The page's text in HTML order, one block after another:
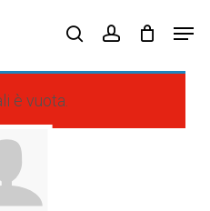
searchaccount
è vuota.